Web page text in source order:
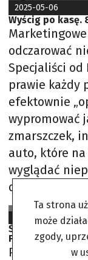
2025-05-06
Wyścig po kasę.
odczarować
Specjaliści od
prawie każdy
efektownie
wypromować
zmarszczek,
auto, które
wyglądać
dawien
Plotkara
2024-05-16
Śledztwo w
Podejrzane
Prokuratura
Ta strona
może
zgody,
w